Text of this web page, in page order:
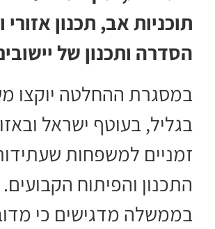
תוכניות אב, תכנון
הסדרה ותכנון של
במסגרת ההחלטה יוקצו
בגליל, בעוטף ישראל
זמניים למשפחות
התכנון והפיתוח הקבועים.
בממשלה מדגישים כי